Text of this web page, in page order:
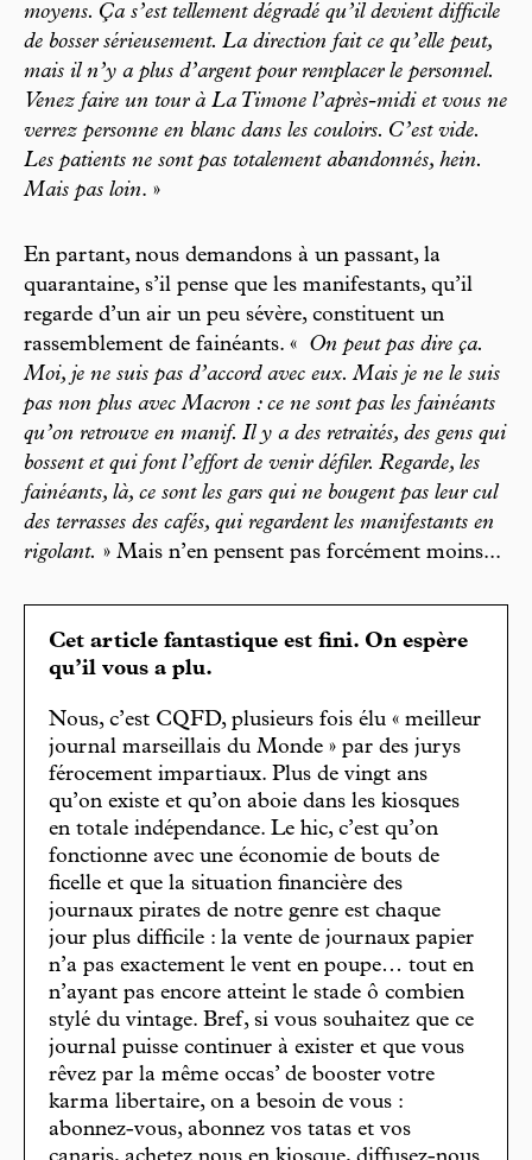
moyens. Ça s’est tellement dégradé qu’il devient difficile
de bosser sérieusement. La direction fait ce qu’elle peut,
mais il n’y a plus d’argent pour remplacer le personnel.
Venez faire un tour à La Timone l’après-midi et vous ne
verrez personne en blanc dans les couloirs. C’est vide.
Les patients ne sont pas totalement abandonnés, hein.
Mais pas loin. »
En partant, nous demandons à un passant, la
quarantaine, s’il pense que les manifestants, qu’il
regarde d’un air un peu sévère, constituent un
rassemblement de fainéants. «
On peut pas dire ça.
Moi, je ne suis pas d’accord avec eux. Mais je ne le suis
pas non plus avec Macron : ce ne sont pas les fainéants
qu’on retrouve en manif. Il y a des retraités, des gens qui
bossent et qui font l’effort de venir défiler. Regarde, les
fainéants, là, ce sont les gars qui ne bougent pas leur cul
des terrasses des cafés, qui regardent les manifestants en
rigolant. » Mais n’en pensent pas forcément moins...
Cet article fantastique est fini. On espère
qu’il vous a plu.
Nous, c’est CQFD, plusieurs fois élu « meilleur
journal marseillais du Monde » par des jurys
férocement impartiaux. Plus de vingt ans
qu’on existe et qu’on aboie dans les kiosques
en totale indépendance. Le hic, c’est qu’on
fonctionne avec une économie de bouts de
ficelle et que la situation financière des
journaux pirates de notre genre est chaque
jour plus difficile : la vente de journaux papier
n’a pas exactement le vent en poupe… tout en
n’ayant pas encore atteint le stade ô combien
stylé du vintage. Bref, si vous souhaitez que ce
journal puisse continuer à exister et que vous
rêvez par la même occas’ de booster votre
karma libertaire, on a besoin de vous :
abonnez-vous, abonnez vos tatas et vos